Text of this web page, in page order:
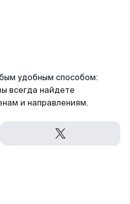
удобным способом:
всегда найдете
и направлениям.